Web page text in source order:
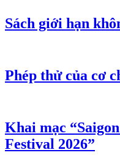
Sách giới hạn
Phép thử của cơ
Khai mạc
Festival 2026”